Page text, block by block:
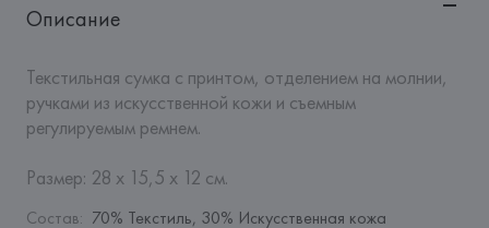
Описание
Текстильная сумка с принтом, отделением на молнии,
ручками из искусственной кожи и съемным
регулируемым ремнем.
Размер: 28 х 15,5 х 12 см.
Состав: 70% Текстиль, 30% Искусственная кожа